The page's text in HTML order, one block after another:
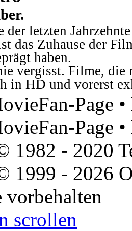
der letzten
das Zuhause der
haben.
vergisst. Filme, die
in HD und vorerst
Page
Page
1982 - 2020
1999 - 2026
scrollen